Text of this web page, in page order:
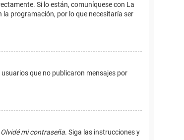
Si lo están, comuníquese con La
programación, por lo que necesitaría ser
que no publicaron mensajes por
Olvidé mi contraseña. Siga las instrucciones y